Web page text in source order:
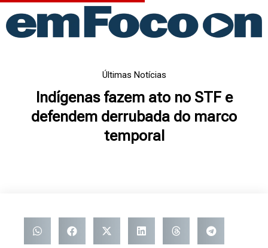
para
Últimas Notícias
Indígenas fazem ato no STF e
defendem derrubada do marco
temporal